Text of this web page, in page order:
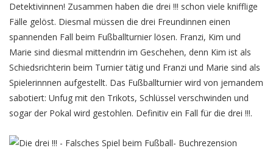
Detektivinnen! Zusammen haben die drei !!! schon viele knifflige
Fälle gelöst. Diesmal müssen die drei Freundinnen einen
spannenden Fall beim Fußballturnier lösen. Franzi, Kim und
Marie sind diesmal mittendrin im Geschehen, denn Kim ist als
Schiedsrichterin beim Turnier tätig und Franzi und Marie sind als
Spielerinnnen aufgestellt. Das Fußballturnier wird von jemandem
sabotiert: Unfug mit den Trikots, Schlüssel verschwinden und
sogar der Pokal wird gestohlen. Definitiv ein Fall für die drei !!!.